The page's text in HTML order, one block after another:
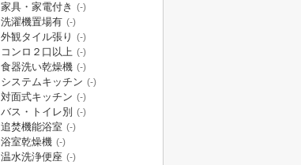
家具・家電付き (-)
洗濯機置場有 (-)
外観タイル張り (-)
コンロ２口以上 (-)
食器洗い乾燥機 (-)
システムキッチン (-)
対面式キッチン (-)
バス・トイレ別 (-)
追焚機能浴室 (-)
浴室乾燥機 (-)
温水洗浄便座 (-)